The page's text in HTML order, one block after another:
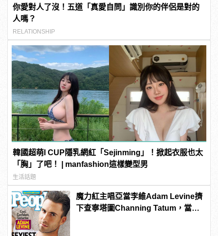
你愛對人了沒！五道「真愛自問」識別你的伴侶是對的
人嗎？
RELATIONSHIP
韓國超萌I CUP隱乳網紅「Sejinming」！掀起衣服也太
「胸」了吧！ | manfashion這樣變型男
生活話題
魔力紅主唱亞當李維Adam Levine擠
下查寧塔圖Channing Tatum，當選